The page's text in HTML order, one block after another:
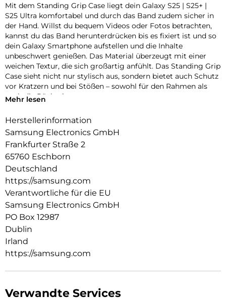
Mit dem Standing Grip Case liegt dein Galaxy S25 | S25+ |
S25 Ultra komfortabel und durch das Band zudem sicher in
der Hand. Willst du bequem Videos oder Fotos betrachten,
kannst du das Band herunterdrücken bis es fixiert ist und so
dein Galaxy Smartphone aufstellen und die Inhalte
unbeschwert genießen. Das Material überzeugt mit einer
weichen Textur, die sich großartig anfühlt. Das Standing Grip
Case sieht nicht nur stylisch aus, sondern bietet auch Schutz
vor Kratzern und bei Stößen – sowohl für den Rahmen als
auch die Rückseite.
Mehr lesen
Herstellerinformation
Samsung Electronics GmbH
Frankfurter Straße 2
65760 Eschborn
Deutschland
https://samsung.com
Verantwortliche für die EU
Samsung Electronics GmbH
PO Box 12987
Dublin
Irland
https://samsung.com
Verwandte Services